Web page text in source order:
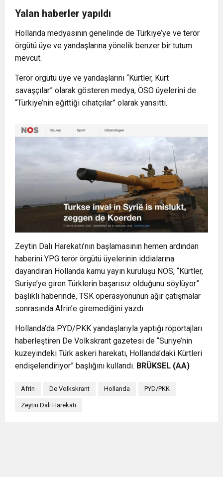
Yalan haberler yapıldı
Hollanda medyasının genelinde de Türkiye’ye ve terör
örgütü üye ve yandaşlarına yönelik benzer bir tutum
mevcut.
Terör örgütü üye ve yandaşlarını “Kürtler, Kürt
savaşçılar” olarak gösteren medya, ÖSO üyelerini de
“Türkiye’nin eğittiği cihatçılar” olarak yansıttı.
Zeytin Dalı Harekatı’nın başlamasının hemen ardından
haberini YPG terör örgütü üyelerinin iddialarına
dayandıran Hollanda kamu yayın kuruluşu NOS, “Kürtler,
Suriye’ye giren Türklerin başarısız olduğunu söylüyor”
başlıklı haberinde, TSK operasyonunun ağır çatışmalar
sonrasında Afrin’e giremediğini yazdı.
Hollanda’da PYD/PKK yandaşlarıyla yaptığı röportajları
haberleştiren De Volkskrant gazetesi de “Suriye’nin
kuzeyindeki Türk askeri harekatı, Hollanda’daki Kürtleri
endişelendiriyor” başlığını kullandı. BRÜKSEL (AA)
Afrin De Volkskrant Hollanda PYD/PKK
Zeytin Dalı Harekatı